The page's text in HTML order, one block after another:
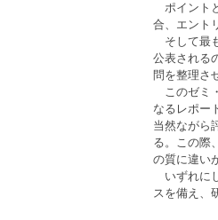
ポイント
合、エント
そして最
公表される
問を整理さ
このゼミ
なるレポー
当然ながら
る。この際
の質に違い
いずれに
スを備え、